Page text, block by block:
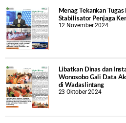
Menag Tekankan
Stabilisator Penjaga
12 November 2024
Libatkan Dinas dan
Wonosobo Gali Data
di Wadaslintang
23 Oktober 2024